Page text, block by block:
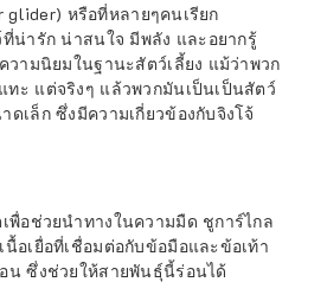
glider) หรือที่หลายๆคนเรียก
น่ารัก น่าสนใจ มีพลัง และอยากรู้
วามนิยมในฐานะสัตว์เลี้ยง แม้ว่าพวก
ะ แต่จริงๆ แล้วพวกมันเป็นเป็นสัตว์
ดเล็ก ซึ่งมีความเกี่ยวข้องกับจิงโจ้
พื่อช่วยนำทางในความมืด ชูการ์ไกล
นื้อเยื่อที่เชื่อมต่อกับข้อมือและข้อเท้า
น ซึ่งช่วยให้สายพันธุ์นี้ร่อนได้